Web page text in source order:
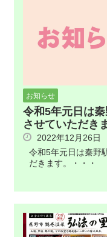
お知らせ
令和5年元日は
させていただき
2022年12月26日
令和5年元日は秦野
だきます。・・・